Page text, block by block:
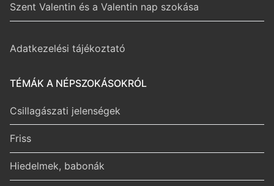
Szent Valentin és a Valentin nap szokása
Adatkezelési tájékoztató
TÉMÁK A NÉPSZOKÁSOKRÓL
Csillagászati jelenségek
Friss
Hiedelmek, babonák